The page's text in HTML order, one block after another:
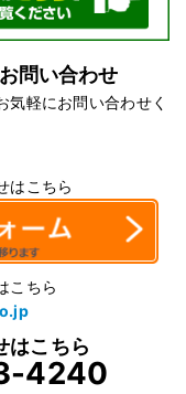
問い合わせ
気軽にお問い合わせく
はこちら
こちら
はこちら
4240